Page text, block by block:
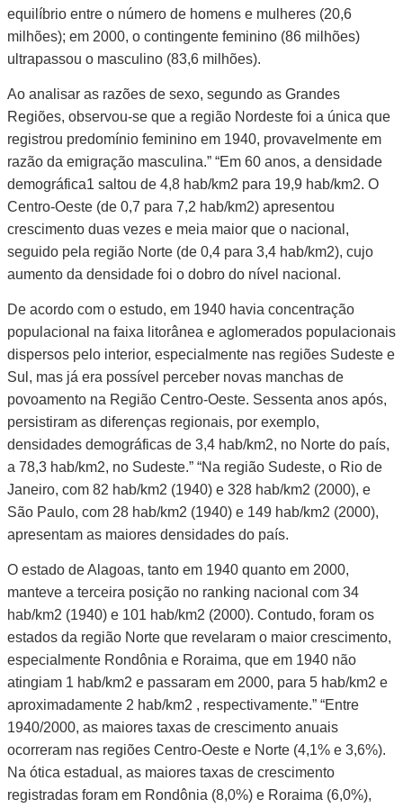
equilíbrio entre o número de homens e mulheres (20,6
milhões); em 2000, o contingente feminino (86 milhões)
ultrapassou o masculino (83,6 milhões).
Ao analisar as razões de sexo, segundo as Grandes
Regiões, observou-se que a região Nordeste foi a única que
registrou predomínio feminino em 1940, provavelmente em
razão da emigração masculina.” “Em 60 anos, a densidade
demográfica1 saltou de 4,8 hab/km2 para 19,9 hab/km2. O
Centro-Oeste (de 0,7 para 7,2 hab/km2) apresentou
crescimento duas vezes e meia maior que o nacional,
seguido pela região Norte (de 0,4 para 3,4 hab/km2), cujo
aumento da densidade foi o dobro do nível nacional.
De acordo com o estudo, em 1940 havia concentração
populacional na faixa litorânea e aglomerados populacionais
dispersos pelo interior, especialmente nas regiões Sudeste e
Sul, mas já era possível perceber novas manchas de
povoamento na Região Centro-Oeste. Sessenta anos após,
persistiram as diferenças regionais, por exemplo,
densidades demográficas de 3,4 hab/km2, no Norte do país,
a 78,3 hab/km2, no Sudeste.” “Na região Sudeste, o Rio de
Janeiro, com 82 hab/km2 (1940) e 328 hab/km2 (2000), e
São Paulo, com 28 hab/km2 (1940) e 149 hab/km2 (2000),
apresentam as maiores densidades do país.
O estado de Alagoas, tanto em 1940 quanto em 2000,
manteve a terceira posição no ranking nacional com 34
hab/km2 (1940) e 101 hab/km2 (2000). Contudo, foram os
estados da região Norte que revelaram o maior crescimento,
especialmente Rondônia e Roraima, que em 1940 não
atingiam 1 hab/km2 e passaram em 2000, para 5 hab/km2 e
aproximadamente 2 hab/km2 , respectivamente.” “Entre
1940/2000, as maiores taxas de crescimento anuais
ocorreram nas regiões Centro-Oeste e Norte (4,1% e 3,6%).
Na ótica estadual, as maiores taxas de crescimento
registradas foram em Rondônia (8,0%) e Roraima (6,0%),